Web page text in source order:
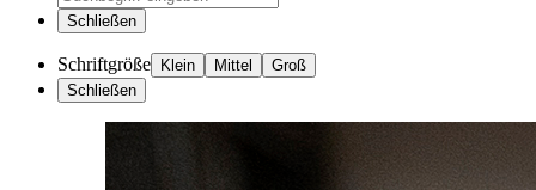
Schließen
Schriftgröße Klein Mittel
Groß
Schließen